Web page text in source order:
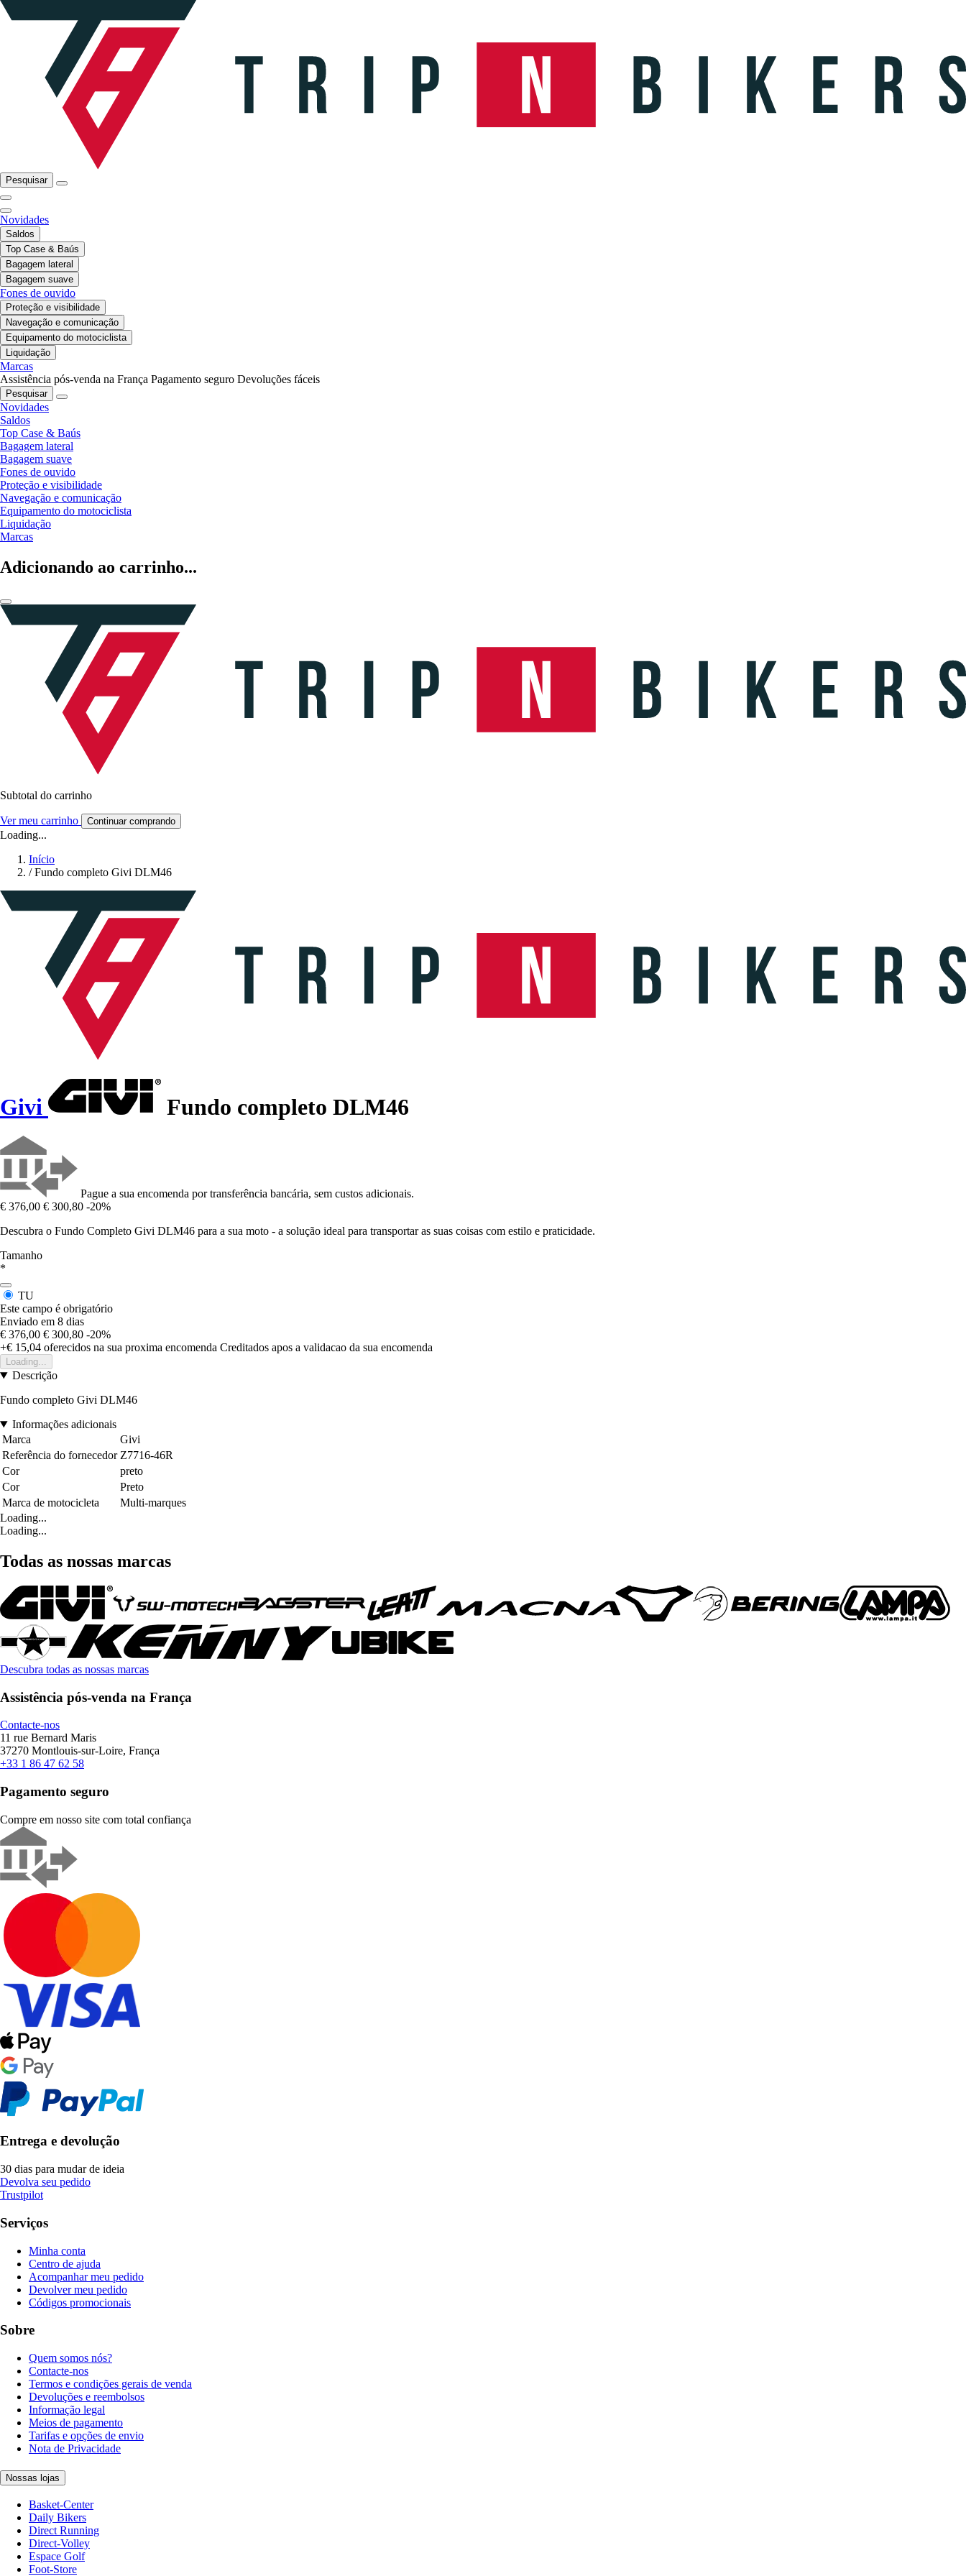
Pesquisar
Novidades
Saldos
Top Case & Baús
Bagagem lateral
Bagagem suave
Fones de ouvido
Proteção e visibilidade
Navegação e comunicação
Equipamento do motociclista
Liquidação
Marcas
Assistência pós-venda na França Pagamento seguro Devoluções fáceis
Pesquisar
Novidades
Saldos
Top Case & Baús
Bagagem lateral
Bagagem suave
Fones de ouvido
Proteção e visibilidade
Navegação e comunicação
Equipamento do motociclista
Liquidação
Marcas
Adicionando ao carrinho...
Subtotal do carrinho
Ver meu carrinho Continuar comprando
Loading...
Início
/ Fundo completo Givi DLM46
Givi Fundo completo DLM46
Pague a sua encomenda por transferência bancária, sem custos adicionais.
€ 376,00 € 300,80 -20%
Descubra o Fundo Completo Givi DLM46 para a sua moto - a solução ideal para transportar as suas coisas com estilo e praticidade.
Tamanho
*
TU
Este campo é obrigatório
Enviado em 8 dias
€ 376,00 € 300,80 -20%
+€ 15,04 oferecidos na sua proxima encomenda Creditados apos a validacao da sua encomenda
Loading...
Descrição
Fundo completo Givi DLM46
Informações adicionais
Marca
Givi
Referência do fornecedor Z7716-46R
Cor
preto
Cor
Preto
Marca de motocicleta
Multi-marques
Loading...
Loading...
Todas as nossas marcas
Descubra todas as nossas marcas
Assistência pós-venda na França
Contacte-nos
11 rue Bernard Maris
37270 Montlouis-sur-Loire, França
+33 1 86 47 62 58
Pagamento seguro
Compre em nosso site com total confiança
Entrega e devolução
30 dias para mudar de ideia
Devolva seu pedido
Trustpilot
Serviços
Minha conta
Centro de ajuda
Acompanhar meu pedido
Devolver meu pedido
Códigos promocionais
Sobre
Quem somos nós?
Contacte-nos
Termos e condições gerais de venda
Devoluções e reembolsos
Informação legal
Meios de pagamento
Tarifas e opções de envio
Nota de Privacidade
Nossas lojas
Basket-Center
Daily Bikers
Direct Running
Direct-Volley
Espace Golf
Foot-Store